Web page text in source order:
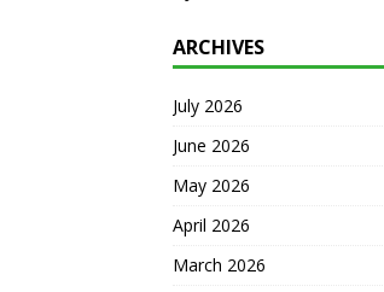
ARCHIVES
July 2026
June 2026
May 2026
April 2026
March 2026